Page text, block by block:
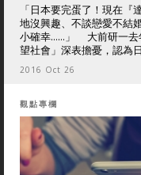
「日本要完蛋了！現在
地沒興趣、不談戀愛不結
小確幸……」 大前研一去
望社會」深表擔憂，認為
2016 Oct 26
觀點專欄